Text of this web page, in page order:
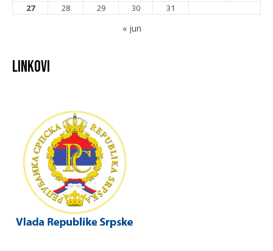
27
28 29 30 31
« jun
Linkovi